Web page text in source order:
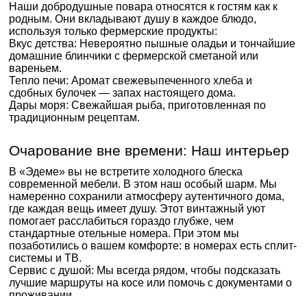
Наши добродушные повара относятся к гостям как к
родным. Они вкладывают душу в каждое блюдо,
используя только фермерские продукты:
Вкус детства: Невероятно пышные оладьи и тончайшие
домашние блинчики с фермерской сметаной или
вареньем.
Тепло печи: Аромат свежевыпеченного хлеба и
сдобных булочек — запах настоящего дома.
Дары моря: Свежайшая рыба, приготовленная по
традиционным рецептам.
Очарование вне времени: Наш интерьер
В «Эдеме» вы не встретите холодного блеска
современной мебели. В этом наш особый шарм. Мы
намеренно сохранили атмосферу аутентичного дома,
где каждая вещь имеет душу. Этот винтажный уют
помогает расслабиться гораздо глубже, чем
стандартные отельные номера. При этом мы
позаботились о вашем комфорте: в номерах есть сплит-
системы и ТВ.
Сервис с душой: Мы всегда рядом, чтобы подсказать
лучшие маршруты на косе или помочь с документами о